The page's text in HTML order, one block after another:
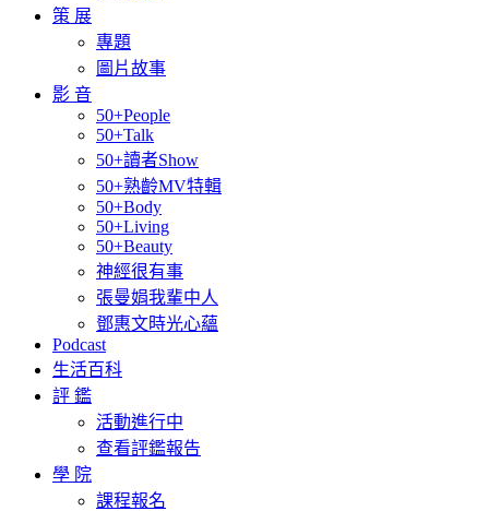
策 展
專題
圖片故事
影 音
50+People
50+Talk
50+讀者Show
50+熟齡MV特輯
50+Body
50+Living
50+Beauty
神經很有事
張曼娟我輩中人
鄧惠文時光心蘊
Podcast
生活百科
評 鑑
活動進行中
查看評鑑報告
學 院
課程報名